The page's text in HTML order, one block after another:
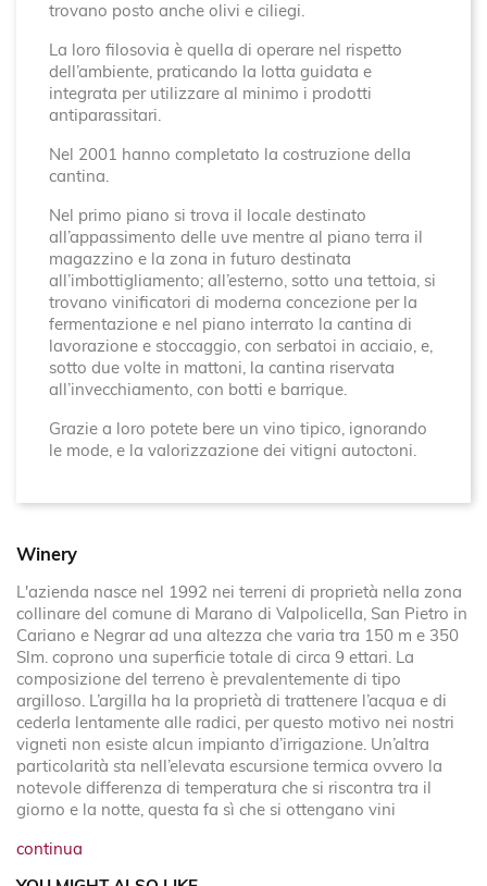
trovano posto anche olivi e ciliegi.
La loro filosovia è quella di operare nel rispetto
dell’ambiente, praticando la lotta guidata e
integrata per utilizzare al minimo i prodotti
antiparassitari.
Nel 2001 hanno completato la costruzione della
cantina.
Nel primo piano si trova il locale destinato
all’appassimento delle uve mentre al piano terra il
magazzino e la zona in futuro destinata
all’imbottigliamento; all’esterno, sotto una tettoia, si
trovano vinificatori di moderna concezione per la
fermentazione e nel piano interrato la cantina di
lavorazione e stoccaggio, con serbatoi in acciaio, e,
sotto due volte in mattoni, la cantina riservata
all’invecchiamento, con botti e barrique.
Grazie a loro potete bere un vino tipico, ignorando
le mode, e la valorizzazione dei vitigni autoctoni.
Winery
L'azienda nasce nel 1992 nei terreni di proprietà nella zona
collinare del comune di Marano di Valpolicella, San Pietro in
Cariano e Negrar ad una altezza che varia tra 150 m e 350
Slm. coprono una superficie totale di circa 9 ettari. La
composizione del terreno è prevalentemente di tipo
argilloso. L’argilla ha la proprietà di trattenere l’acqua e di
cederla lentamente alle radici, per questo motivo nei nostri
vigneti non esiste alcun impianto d’irrigazione. Un’altra
particolarità sta nell’elevata escursione termica ovvero la
notevole differenza di temperatura che si riscontra tra il
giorno e la notte, questa fa sì che si ottengano vini
continua